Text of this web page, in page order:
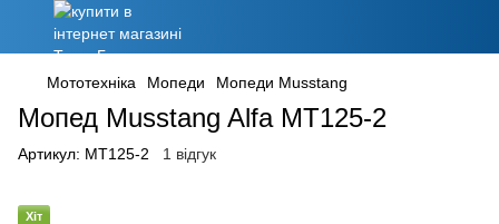
Мототехніка Мопеди Мопеди Musstang
Мопед Musstang Alfa MT125-2
Артикул: MT125-2 1 відгук
Хіт